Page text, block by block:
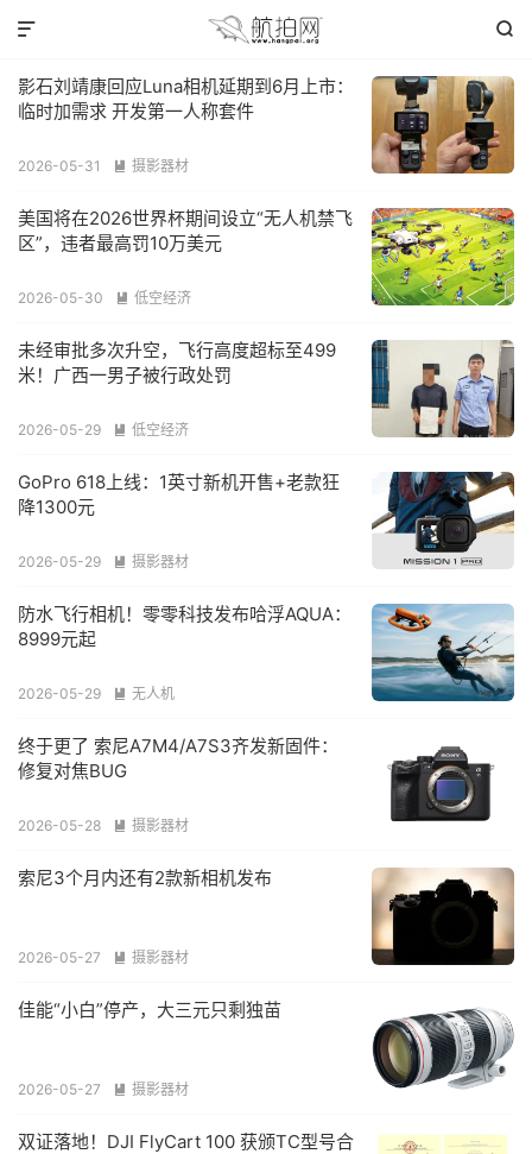


影石刘靖康回应Luna相机延期到6月上市：
临时加需求 开发第一人称套件
2026-05-31  摄影器材
美国将在2026世界杯期间设立“无人机禁飞
区”，违者最高罚10万美元
2026-05-30  低空经济
未经审批多次升空，飞行高度超标至499
米！广西一男子被行政处罚
2026-05-29  低空经济
GoPro 618上线：1英寸新机开售+老款狂
降1300元
2026-05-29  摄影器材
防水飞行相机！零零科技发布哈浮AQUA：
8999元起
2026-05-29  无人机
终于更了 索尼A7M4/A7S3齐发新固件：
修复对焦BUG
2026-05-28  摄影器材
索尼3个月内还有2款新相机发布
2026-05-27  摄影器材
佳能“小白”停产，大三元只剩独苗
2026-05-27  摄影器材
双证落地！DJI FlyCart 100 获颁TC型号合